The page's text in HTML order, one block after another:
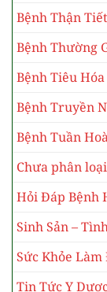
Bệnh Thận
Bệnh Thường
Bệnh Tiêu Hóa
Bệnh Truyền
Bệnh Tuần
Chưa phân loại
Hỏi Đáp Bệnh
Sinh Sản –
Sức Khỏe Làm
Tin Tức Y